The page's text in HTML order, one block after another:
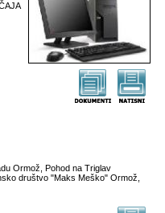
Ormož, Pohod na Triglav
društvo "Maks Meško" Ormož,